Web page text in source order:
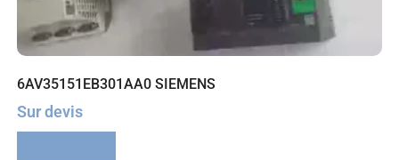
6AV35151EB301AA0 SIEMENS
Sur devis